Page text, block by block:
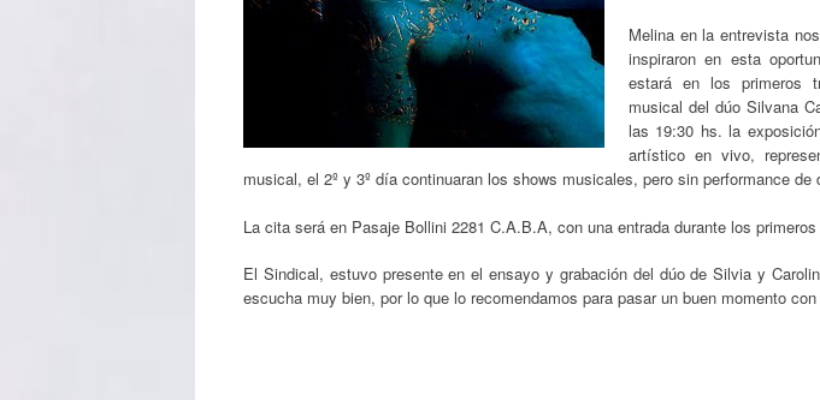
Melina en la entrevista
inspiraron en esta
estará en los primeros
musical del dúo Silvana
las 19:30 hs. la
artístico en vivo,
musical, el 2º y 3º día continuaran los shows musicales, pero sin performance de
La cita será en Pasaje Bollini 2281 C.A.B.A, con una entrada durante los
El Sindical, estuvo presente en el ensayo y grabación del dúo de Silvia y
escucha muy bien, por lo que lo recomendamos para pasar un buen momento